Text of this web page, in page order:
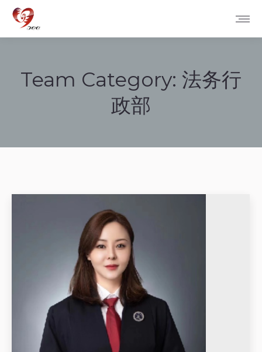
Team Category: 法务行
政部